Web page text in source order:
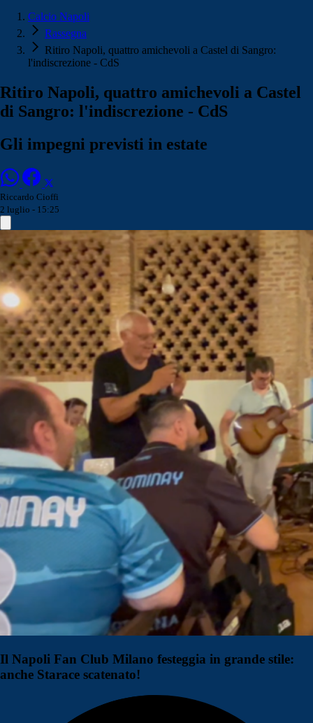
Calcio Napoli
Rassegna
Ritiro Napoli, quattro amichevoli a Castel di Sangro:
l'indiscrezione - CdS
Ritiro Napoli, quattro amichevoli a Castel
di Sangro: l'indiscrezione - CdS
Gli impegni previsti in estate
Riccardo Cioffi
2 luglio - 15:25
Il Napoli Fan Club Milano festeggia in grande stile:
anche Starace scatenato!